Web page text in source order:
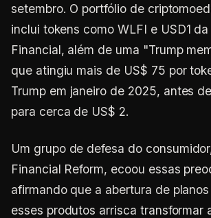
setembro. O portfólio de
inclui tokens como WLFI e USD1
Financial, além de uma "Trump
que atingiu mais de US$ 75 por
Trump em janeiro de 2025, antes
para cerca de US$ 2.
Um grupo de defesa do
Financial Reform, ecoou essas
afirmando que a abertura de
esses produtos arrisca transformar